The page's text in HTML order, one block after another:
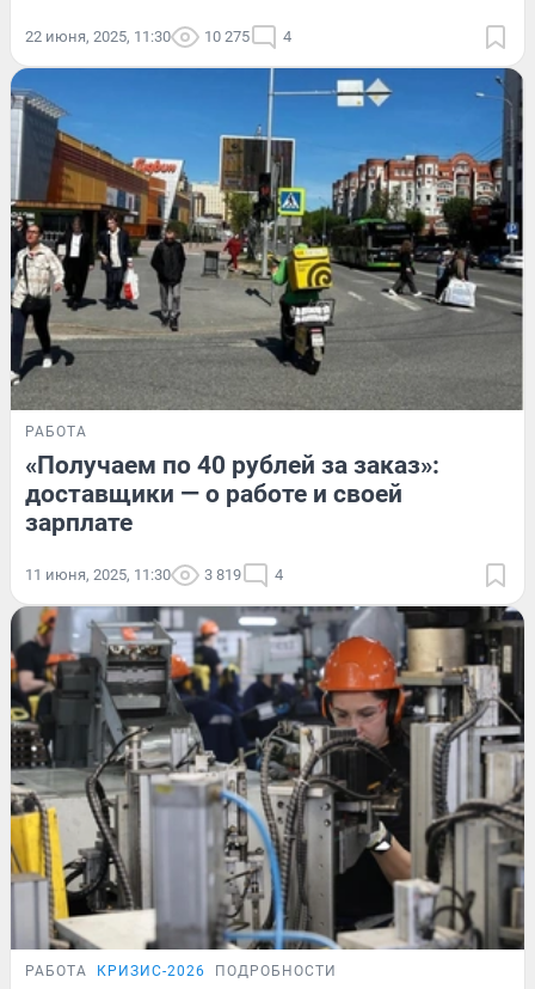
22 июня, 2025, 11:30 10 275 4
РАБОТА
«Получаем по 40 рублей за заказ»:
доставщики — о работе и своей
зарплате
11 июня, 2025, 11:30 3 819 4
РАБОТА КРИЗИС-2026 ПОДРОБНОСТИ